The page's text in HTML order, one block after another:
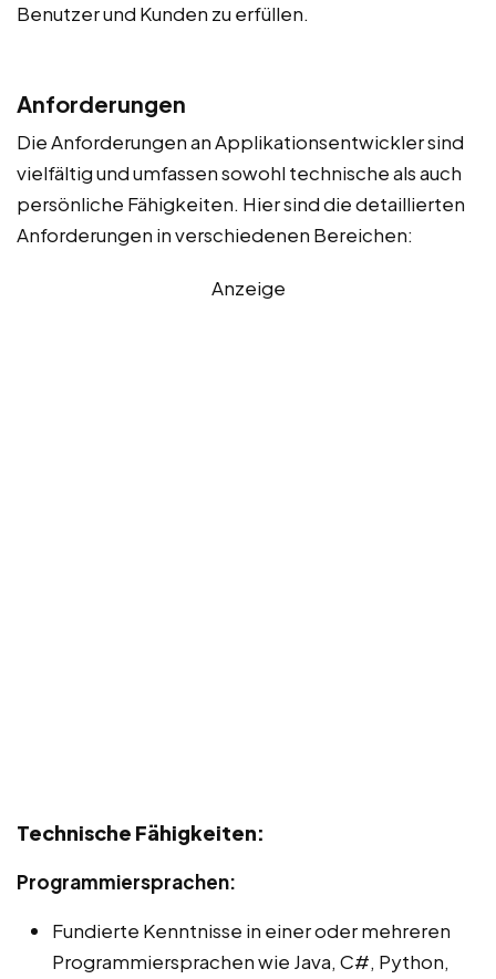
Benutzer und Kunden zu erfüllen.
Anforderungen
Die Anforderungen an Applikationsentwickler sind
vielfältig und umfassen sowohl technische als auch
persönliche Fähigkeiten. Hier sind die detaillierten
Anforderungen in verschiedenen Bereichen:
Anzeige
Technische Fähigkeiten:
Programmiersprachen:
Fundierte Kenntnisse in einer oder mehreren
Programmiersprachen wie Java, C#, Python,